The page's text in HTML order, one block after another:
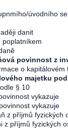
úvodního
danit
poplatníkem
povinnost z
o kapitálovém
majetku
§ 10
vykazuje
vykazuje
z příjmů fyzických
z příjmů fyzických